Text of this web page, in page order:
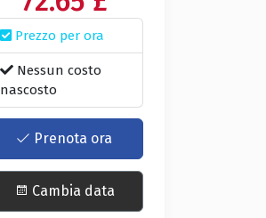
Prezzo per ora
Nessun costo
nascosto
Prenota ora
Cambia data